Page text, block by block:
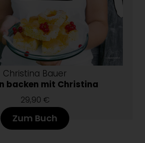
Christina Bauer
backen mit Christina
29,90 €
Zum Buch